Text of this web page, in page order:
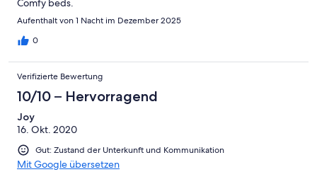
Comfy beds.
Aufenthalt von 1 Nacht im Dezember 2025
0
Verifizierte Bewertung
10/10 – Hervorragend
Joy
16. Okt. 2020
Gut: Zustand der Unterkunft und Kommunikation
Mit Google übersetzen